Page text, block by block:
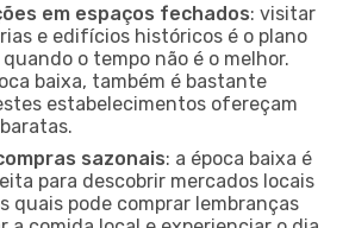
em espaços fechados: visitar
e edifícios históricos é o plano
o tempo não é o melhor.
baixa, também é bastante
estabelecimentos ofereçam
sazonais: a época baixa é
para descobrir mercados locais
quais pode comprar lembranças